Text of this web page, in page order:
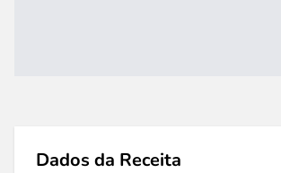
Dados da Receita